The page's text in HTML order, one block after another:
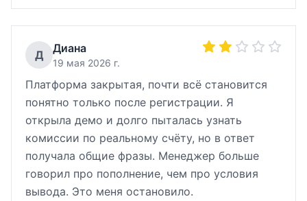
Д Диана
19 мая 2026 г.
Платформа закрытая, почти всё становится
понятно только после регистрации. Я
открыла демо и долго пыталась узнать
комиссии по реальному счёту, но в ответ
получала общие фразы. Менеджер больше
говорил про пополнение, чем про условия
вывода. Это меня остановило.